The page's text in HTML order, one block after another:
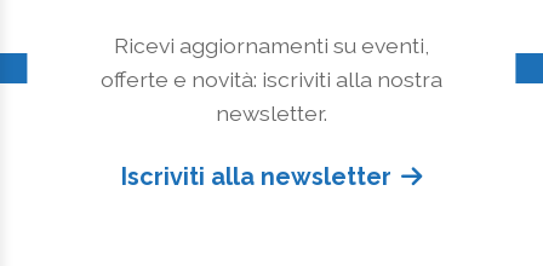
Ricevi aggiornamenti su eventi,
offerte e novità: iscriviti alla nostra
newsletter.
Iscriviti alla newsletter